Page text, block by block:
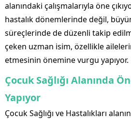
alanındaki çalışmalarıyla öne
hastalık dönemlerinde değil,
süreçlerinde de düzenli takip
çeken uzman isim, özellikle
etmesinin önemine vurgu yapıyor.
Çocuk Sağlığı Alanında
Yapıyor
Çocuk Sağlığı ve Hastalıkları